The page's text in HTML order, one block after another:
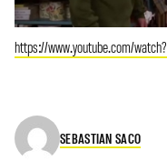
https://www.youtube.com/
SEBASTIAN SACO